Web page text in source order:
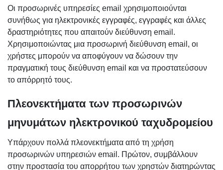
Οι προσωρινές υπηρεσίες email χρησιμοποιούνται
συνήθως για ηλεκτρονικές εγγραφές, εγγραφές και άλλες
δραστηριότητες που απαιτούν διεύθυνση email.
Χρησιμοποιώντας μια προσωρινή διεύθυνση email, οι
χρήστες μπορούν να αποφύγουν να δώσουν την
πραγματική τους διεύθυνση email και να προστατεύσουν
το απόρρητό τους.
Πλεονεκτήματα των προσωρινών
μηνυμάτων ηλεκτρονικού ταχυδρομείου
Υπάρχουν πολλά πλεονεκτήματα από τη χρήση
προσωρινών υπηρεσιών email. Πρώτον, συμβάλλουν
στην προστασία του απορρήτου των χρηστών διατηρώντας